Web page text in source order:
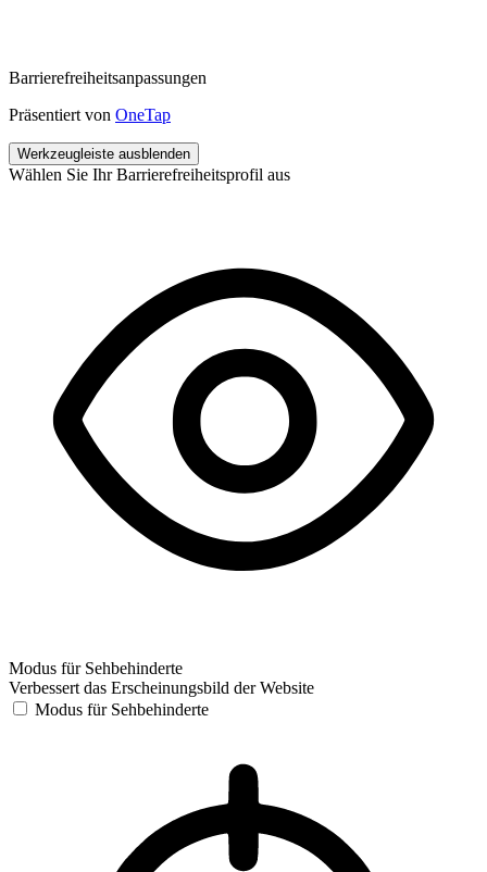
Barrierefreiheitsanpassungen
Präsentiert von OneTap
Werkzeugleiste ausblenden
Wählen Sie Ihr Barrierefreiheitsprofil aus
Modus für Sehbehinderte
Verbessert das Erscheinungsbild der Website
Modus für Sehbehinderte